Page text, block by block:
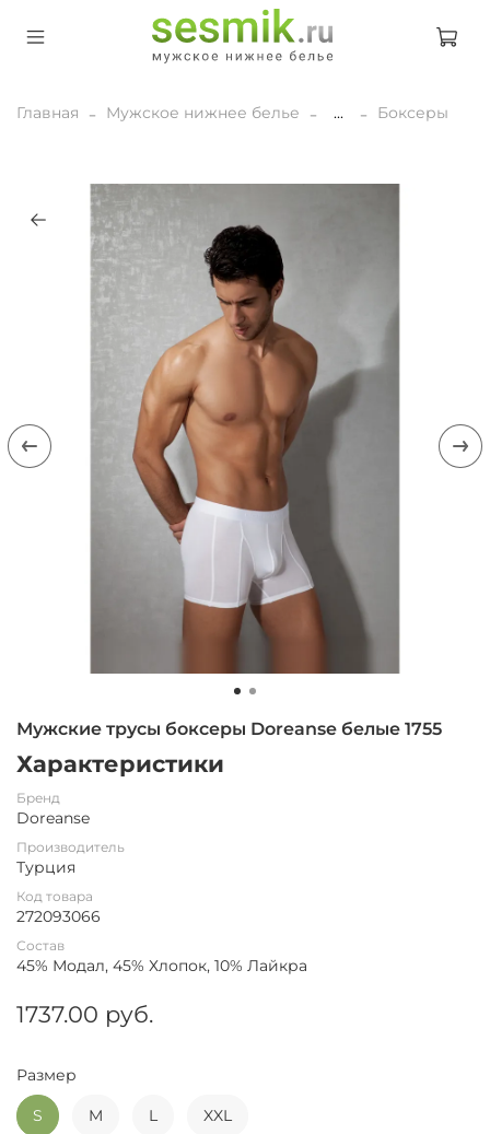
Главная Мужское нижнее белье ... Боксеры
Мужские трусы боксеры Doreanse белые 1755
Характеристики
Бренд
Doreanse
Производитель
Турция
Код товара
272093066
Состав
45% Модал, 45% Хлопок, 10% Лайкра
1737.00 руб.
Размер
S M L XXL